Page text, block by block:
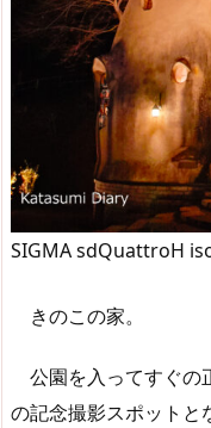
SIGMA sdQuattroH
きのこの家。
公園を入ってすぐの
の記念撮影スポットと